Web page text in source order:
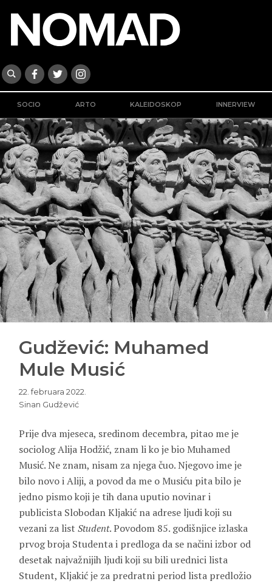
SOCIO ARTO KALEIDOSKOP INNERVIEW
Gudžević: Muhamed
Mule Musić
22. februara 2022.
Sinan Gudžević
Prije dva mjeseca, sredinom decembra, pitao me je
sociolog Alija Hodžić, znam li ko je bio Muhamed
Musić. Ne znam, nisam za njega čuo. Njegovo ime je
bilo novo i Aliji, a povod da me o Musiću pita bilo je
jedno pismo koji je tih dana uputio novinar i
publicista Slobodan Kljakić na adrese ljudi koji su
vezani za list Student. Povodom 85. godišnjice izlaska
prvog broja Studenta i predloga da se načini izbor od
desetak najvažnijih ljudi koji su bili urednici lista
Student, Kljakić je za predratni period lista predložio